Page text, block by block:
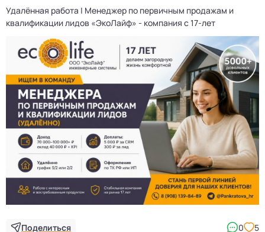
Удалённая работа | Менеджер по первичным продажам и
квалификации лидов «ЭкоЛайф» - компания с 17-лет
Поделиться 0 5